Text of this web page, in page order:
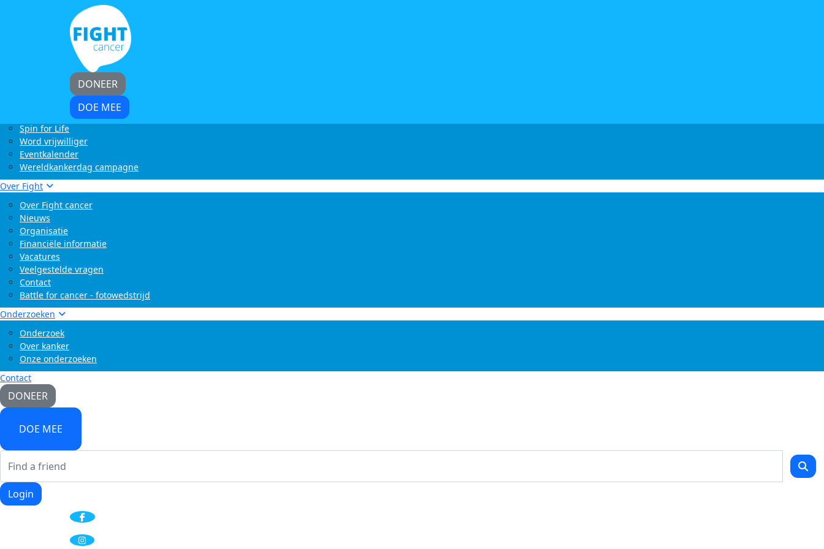
Start zelf een actie
Light at Night Walk
Rollercoaster Run
Swim to Fight Cancer
Buffelrun X Fight cancer
Tocht om de Noord
Spin for Life
Word vrijwilliger
Eventkalender
Wereldkankerdag campagne
Over Fight
Over Fight cancer
Nieuws
Organisatie
Financiële informatie
Vacatures
Veelgestelde vragen
Contact
Battle for cancer - fotowedstrijd
Onderzoeken
Onderzoek
Over kanker
Onze onderzoeken
Contact
DONEER
DOE MEE
Login
DONEER
DOE MEE